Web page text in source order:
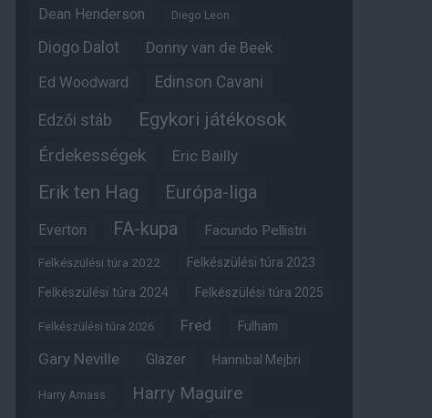
Dean Henderson Diego Leon
Diogo Dalot
Donny van de Beek
Ed Woodward
Edinson Cavani
Edzői stáb Egykori játékosok
Érdekességek Eric Bailly
Erik ten Hag Európa-liga
Everton FA-kupa Facundo Pellistri
Felkészülési túra 2022 Felkészülési túra 2023
Felkészülési túra 2024 Felkészülési túra 2025
Felkészülési túra 2026 Fred Fulham
Gary Neville Glazer Hannibal Mejbri
Harry Amass Harry Maguire